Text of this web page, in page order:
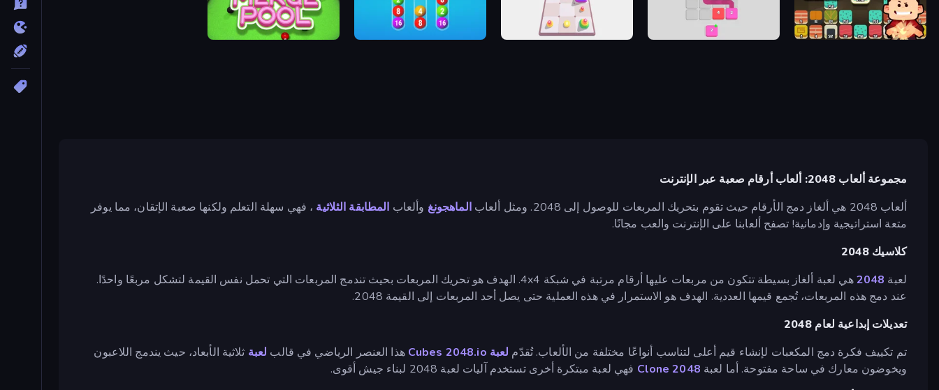
Sushi Drop
Flow 2048 3D
STACK.it
2048 in Flasks
Merge Pool 2048
مجموعة ألعاب 2048: ألعاب أرقام صعبة عبر الإنترنت
ألعاب 2048 هي ألغاز دمج الأرقام حيث تقوم بتحريك المربعات للوصول إلى 2048. ومثل ألعاب
الماهجونغ وألعاب المطابقة الثلاثية ، فهي سهلة التعلم ولكنها صعبة الإتقان، مما يوفر
متعة استراتيجية وإدمانية! تصفح ألعابنا على الإنترنت والعب مجانًا.
كلاسيك 2048
لعبة 2048
هي لعبة ألغاز بسيطة تتكون من مربعات عليها أرقام مرتبة في شبكة 4x4. الهدف هو تحريك المربعات بحيث تندمج المربعات التي تحمل نفس القيمة لتشكل مربعًا واحدًا.
عند دمج هذه المربعات، تُجمع قيمها العددية. الهدف هو الاستمرار في هذه العملية حتى يصل أحد المربعات إلى القيمة 2048.
تعديلات إبداعية لعام 2048
تم تكييف فكرة دمج المكعبات لإنشاء قيم أعلى لتناسب أنواعًا مختلفة من الألعاب. تُقدّم لعبة Cubes 2048.io هذا العنصر الرياضي في قالب لعبة ثلاثية الأبعاد، حيث يندمج اللاعبون
ويخوضون معارك في ساحة مفتوحة. أما لعبة Clone 2048 فهي لعبة مبتكرة أخرى تستخدم آليات لعبة 2048 لبناء جيش أقوى.